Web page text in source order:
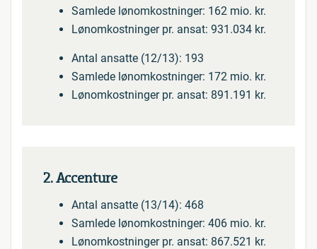
Samlede lønomkostninger: 162 mio. kr.
Lønomkostninger pr. ansat: 931.034 kr.
Antal ansatte (12/13): 193
Samlede lønomkostninger: 172 mio. kr.
Lønomkostninger pr. ansat: 891.191 kr.
2. Accenture
Antal ansatte (13/14): 468
Samlede lønomkostninger: 406 mio. kr.
Lønomkostninger pr. ansat: 867.521 kr.